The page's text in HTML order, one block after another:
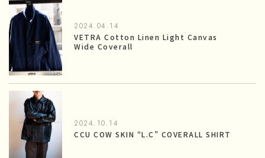
2024.04.14
VETRA Cotton Linen Light Canvas
Wide Coverall
2024.10.14
CCU COW SKIN “L.C” COVERALL SHIRT